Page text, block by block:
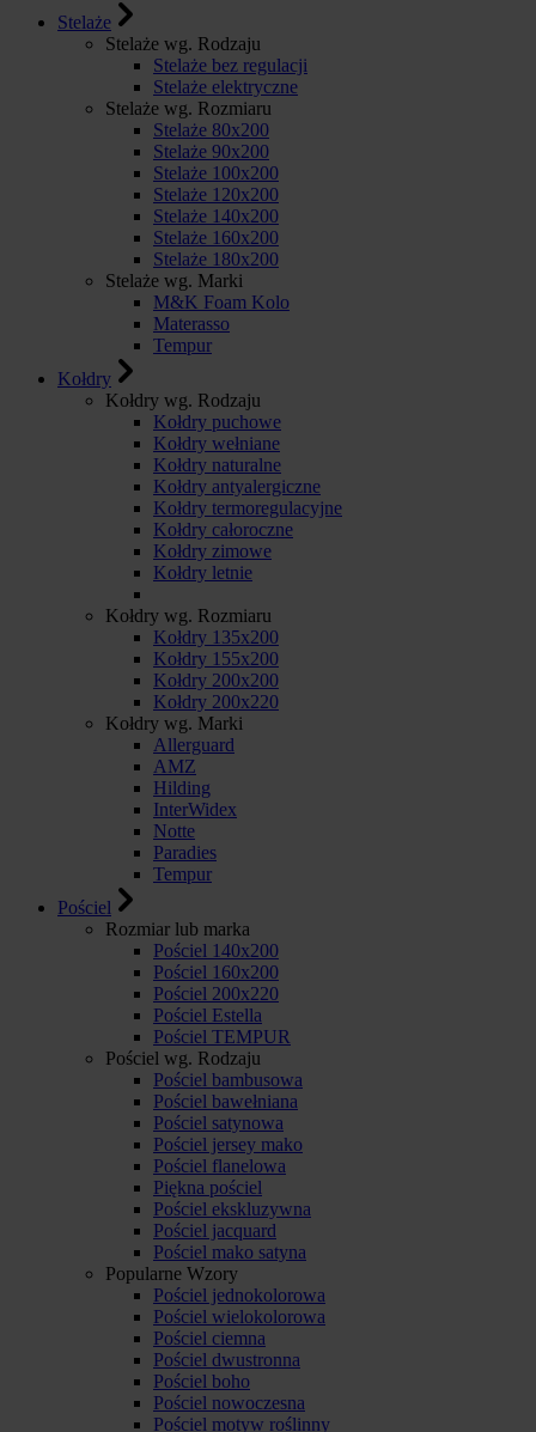
Stelaże
Stelaże wg. Rodzaju
Stelaże bez regulacji
Stelaże elektryczne
Stelaże wg. Rozmiaru
Stelaże 80x200
Stelaże 90x200
Stelaże 100x200
Stelaże 120x200
Stelaże 140x200
Stelaże 160x200
Stelaże 180x200
Stelaże wg. Marki
M&K Foam Kolo
Materasso
Tempur
Kołdry
Kołdry wg. Rodzaju
Kołdry puchowe
Kołdry wełniane
Kołdry naturalne
Kołdry antyalergiczne
Kołdry termoregulacyjne
Kołdry całoroczne
Kołdry zimowe
Kołdry letnie
Kołdry wg. Rozmiaru
Kołdry 135x200
Kołdry 155x200
Kołdry 200x200
Kołdry 200x220
Kołdry wg. Marki
Allerguard
AMZ
Hilding
InterWidex
Notte
Paradies
Tempur
Pościel
Rozmiar lub marka
Pościel 140x200
Pościel 160x200
Pościel 200x220
Pościel Estella
Pościel TEMPUR
Pościel wg. Rodzaju
Pościel bambusowa
Pościel bawełniana
Pościel satynowa
Pościel jersey mako
Pościel flanelowa
Piękna pościel
Pościel ekskluzywna
Pościel jacquard
Pościel mako satyna
Popularne Wzory
Pościel jednokolorowa
Pościel wielokolorowa
Pościel ciemna
Pościel dwustronna
Pościel boho
Pościel nowoczesna
Pościel motyw roślinny